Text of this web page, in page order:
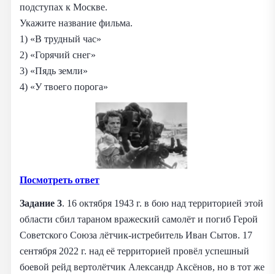
подступах к Москве.
Укажите название фильма.
1) «В трудный час»
2) «Горячий снег»
3) «Пядь земли»
4) «У твоего порога»
Посмотреть ответ
Задание 3. 16 октября 1943 г. в бою над территорией этой
области сбил тараном вражеский самолёт и погиб Герой
Советского Союза лётчик-истребитель Иван Сытов. 17
сентября 2022 г. над её территорией провёл успешный
боевой рейд вертолётчик Александр Аксёнов, но в тот же